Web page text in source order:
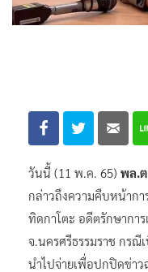
วันนี้ (11 พ.ค. 65) พล.
กล่าวถึงความคืบหน้าก
ทิดกาโตะ อดีตรักษากา
จ.นครศรีธรรมราช กร
นำไปจ่ายเพื่อปกปิดข่า